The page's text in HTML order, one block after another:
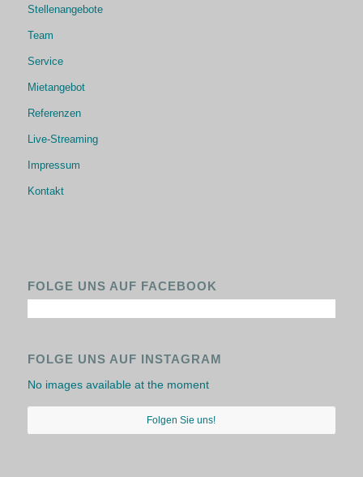
Stellenangebote
Team
Service
Mietangebot
Referenzen
Live-Streaming
Impressum
Kontakt
FOLGE UNS AUF FACEBOOK
FOLGE UNS AUF INSTAGRAM
No images available at the moment
Folgen Sie uns!